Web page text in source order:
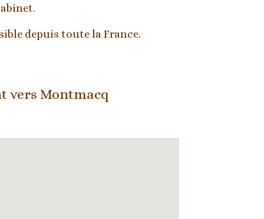
depuis toute la France.
vers Montmacq